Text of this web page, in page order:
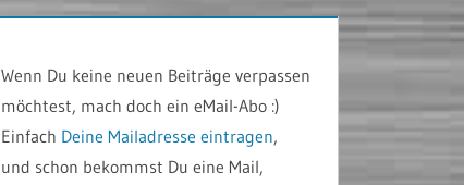
Wenn Du keine neuen Beiträge verpassen
möchtest, mach doch ein eMail-Abo :)
Einfach Deine Mailadresse eintragen,
und schon bekommst Du eine Mail,